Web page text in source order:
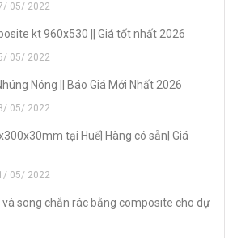
05/ 2022
kt 960x530 || Giá tốt nhất 2026
05/ 2022
Nóng || Báo Giá Mới Nhất 2026
05/ 2022
tại Huế| Hàng có sẵn| Giá
05/ 2022
và song chắn rác bằng composite cho dự